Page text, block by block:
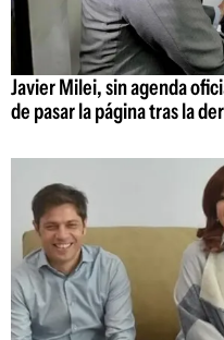
Javier Milei, sin agenda
de pasar la página tras la